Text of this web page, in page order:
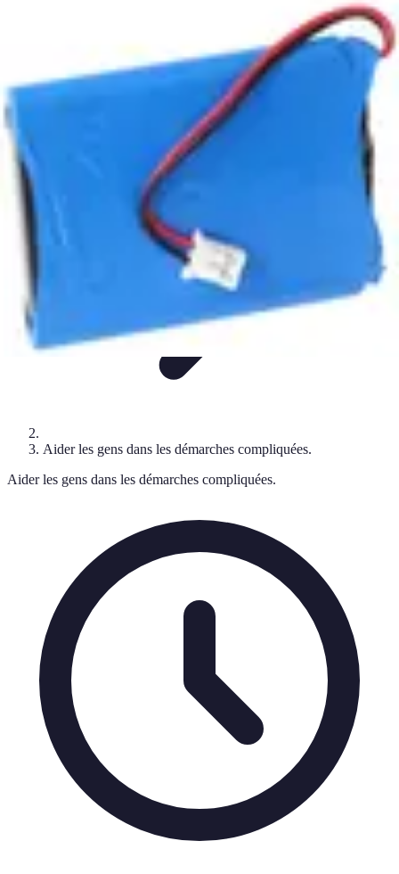
Carrière
Aider les gens dans les démarches compliquées.
Aider les gens dans les démarches compliquées.
Aider les gens dans les démarches compliquées.